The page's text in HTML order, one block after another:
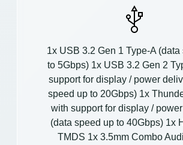
1x USB 3.2 Gen 1 Type-A
to 5Gbps) 1x USB 3.2 Gen 2
support for display / power
speed up to 20Gbps) 1x
with support for display /
(data speed up to 40Gbps) 1x
TMDS 1x 3.5mm Combo